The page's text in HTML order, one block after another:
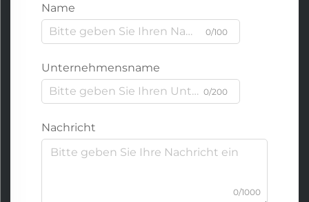
Name
0/100
Unternehmensname
0/200
Nachricht
0/1000